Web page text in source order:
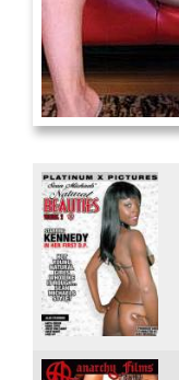
Internal Explosionen